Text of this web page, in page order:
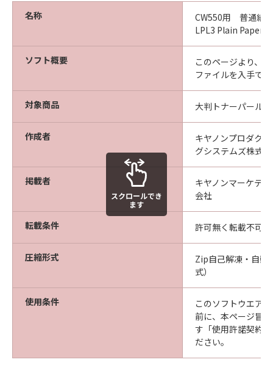
第3条（使用許諾条件）
乙は本ソフトウエア商品の全部又は一部をコ
ンピュータにインストールし、本ソフトウエ
乙は、本ソフトウエア商品を日本国内におい
てのみ使用できます。
乙は本ソフトウエア商品を、キヤノンプロダ
クションプリンティングシステムズ株式会社
から出荷された商品に対してのみ使用するこ
とができます。
第4条（禁止事項）
乙は第三者に対し、いかなる理由によろうと
も甲の文書による事前の承諾なくして、本商
品の全部又は一部の譲渡・販売・転貸しある
いはその二次的著作物を創作・譲渡・販売・
転貸することはできないものとします。
乙は、自ら又は第三者を使って、本ソフトウ
名称
CW550用 普通紙
LPL3 Plain Paper
ソフト概要
このページより、
ファイルを入手で
対象商品 大判トナーパール
作成者
キヤノンプロダク
グシステムズ株式
掲載者
キヤノンマーケテ
会社
転載条件 許可無く転載不可
圧縮形式
Zip自己解凍・自動
式）
使用条件
このソフトウエア
前に、本ページ冒
す「使用許諾契約
ださい。
スクロールでき
ます